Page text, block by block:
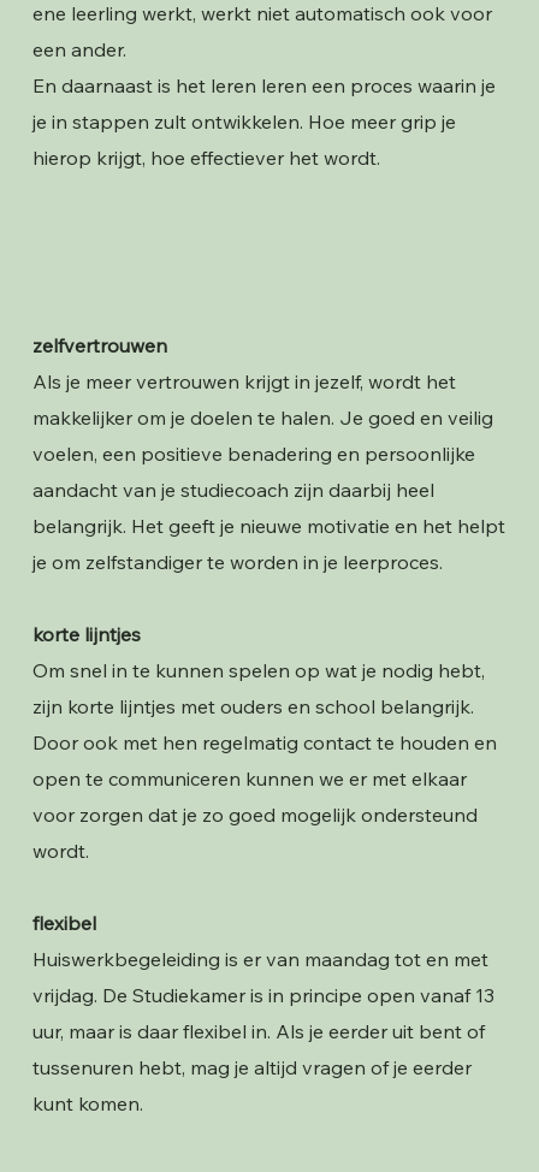
ene leerling werkt, werkt niet automatisch ook voor
een ander.
En daarnaast is het leren leren een proces waarin je
je in stappen zult ontwikkelen. Hoe meer grip je
hierop krijgt, hoe effectiever het wordt.
zelfvertrouwen
Als je meer vertrouwen krijgt in jezelf, wordt het
makkelijker om je doelen te halen. Je goed en veilig
voelen, een positieve benadering en persoonlijke
aandacht van je studiecoach zijn daarbij heel
belangrijk. Het geeft je nieuwe motivatie en het helpt
je om zelfstandiger te worden in je leerproces.
korte lijntjes
Om snel in te kunnen spelen op wat je nodig hebt,
zijn korte lijntjes met ouders en school belangrijk.
Door ook met hen regelmatig contact te houden en
open te communiceren kunnen we er met elkaar
voor zorgen dat je zo goed mogelijk ondersteund
wordt.
flexibel
Huiswerkbegeleiding is er van maandag tot en met
vrijdag. De Studiekamer is in principe open vanaf 13
uur, maar is daar flexibel in. Als je eerder uit bent of
tussenuren hebt, mag je altijd vragen of je eerder
kunt komen.